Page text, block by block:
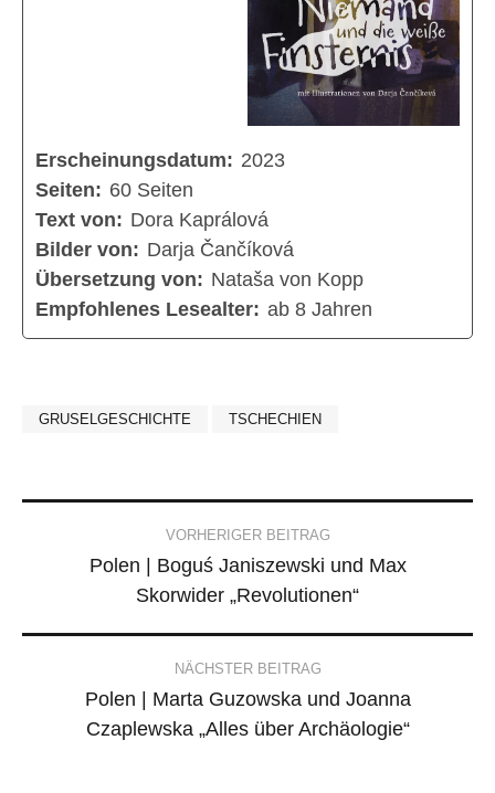
Erscheinungsdatum: 2023
Seiten: 60 Seiten
Text von: Dora Kaprálová
Bilder von: Darja Čančíková
Übersetzung von: Nataša von Kopp
Empfohlenes Lesealter: ab 8 Jahren
GRUSELGESCHICHTE TSCHECHIEN
navigation
VORHERIGER BEITRAG
Polen | Boguś Janiszewski und Max
Skorwider „Revolutionen“
NÄCHSTER BEITRAG
Polen | Marta Guzowska und Joanna
Czaplewska „Alles über Archäologie“